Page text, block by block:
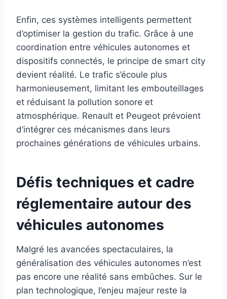
Enfin, ces systèmes intelligents permettent
d’optimiser la gestion du trafic. Grâce à une
coordination entre véhicules autonomes et
dispositifs connectés, le principe de smart city
devient réalité. Le trafic s’écoule plus
harmonieusement, limitant les embouteillages
et réduisant la pollution sonore et
atmosphérique. Renault et Peugeot prévoient
d’intégrer ces mécanismes dans leurs
prochaines générations de véhicules urbains.
Défis techniques et cadre
réglementaire autour des
véhicules autonomes
Malgré les avancées spectaculaires, la
généralisation des véhicules autonomes n’est
pas encore une réalité sans embûches. Sur le
plan technologique, l’enjeu majeur reste la